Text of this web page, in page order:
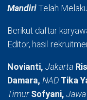
MandiriTelah
Berikut daftar
Editor, hasil
Novianti, Jakarta
Damara, NAD Tika
TimurSofyani,